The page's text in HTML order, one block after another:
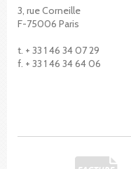
3, rue Corneille
F-75006 Paris
t. + 33 1 46 34 07 29
f. + 33 1 46 34 64 06